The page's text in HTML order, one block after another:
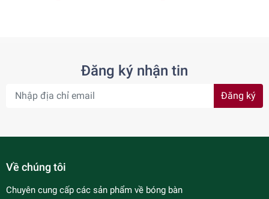
Đăng ký nhận tin
Đăng ký
Về chúng tôi
Chuyên cung cấp các sản phẩm về bóng bàn